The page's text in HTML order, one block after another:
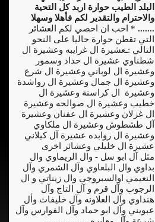
البلد الطيب حوارة اربد كل التحية
والاحترام والتقدير لكم فأهلا وسهلا
....... * احب ان احصي لكم العشائر
التي تقطن حوارة حاليا على النحو
التالي :ـعشيرة ال غرايبه وعشيرة ال
شطناوي عشيرة ال حداد وسمور
وعشيرة ال لوباني وعشيرة ال شرع
وعشيرة ال جمال وعشيرة ال رواشدة
وعشيرة ال كراسنة وعشيرة ال
خطيب وعشيرة ال صوالحه وعشيرة
ال غزلان وعشيرة ال عفنان وعشيرة
آل طشطوش وعشيرة ال ملكاوي
وعشيرة ال روابده عشيرة آل كيلاني
عشيرة ال خليلي وعشائر اخرى
مثل آل ابو سل - وال الريماوي وال
بداوي وال البلعاوي وآل الشمري وآل
النعيمي اوالسبروجي وال زيناتي و ال
الرجوب وآل قرم و آل التاج وآل
هنداوي وآل العلاونه وآل خليفات وأل
عبويني وآل ابو حماد وآل الفوارس وآل